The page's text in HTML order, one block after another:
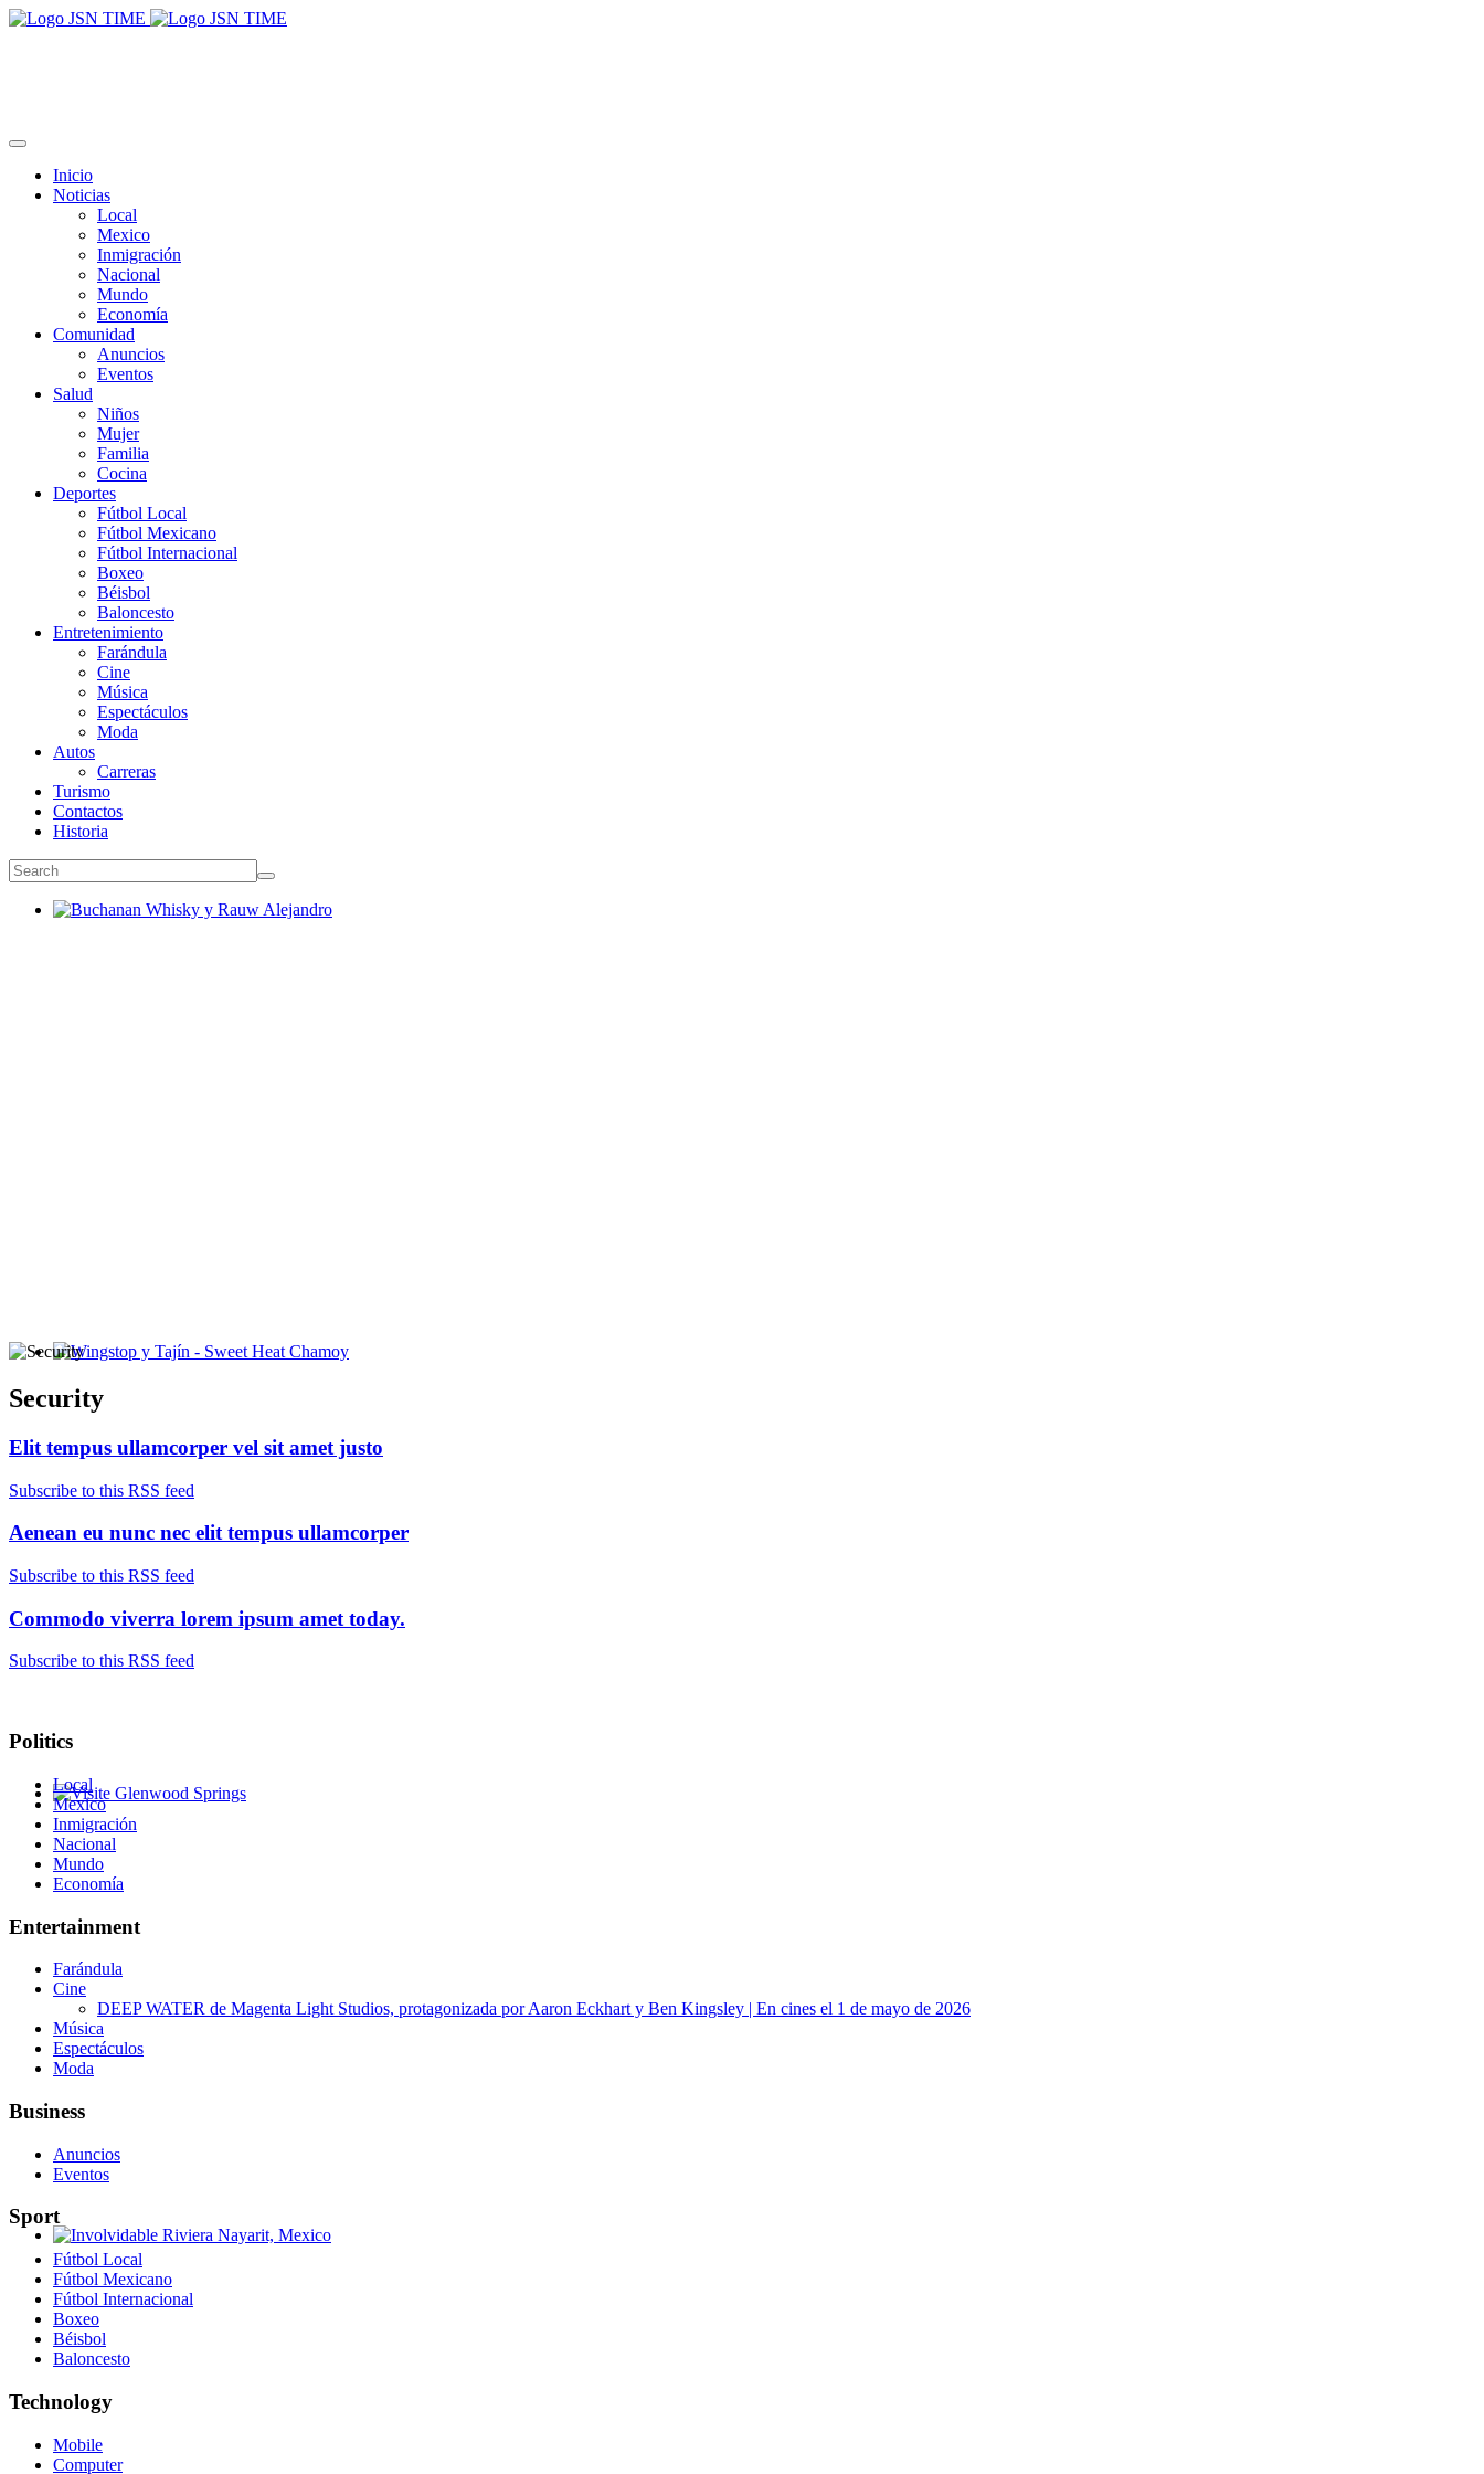
Inicio
Noticias
Local
Mexico
Inmigración
Nacional
Mundo
Economía
Comunidad
Anuncios
Eventos
Salud
Niños
Mujer
Familia
Cocina
Deportes
Fútbol Local
Fútbol Mexicano
Fútbol Internacional
Boxeo
Béisbol
Baloncesto
Entretenimiento
Farándula
Cine
Música
Espectáculos
Moda
Autos
Carreras
Turismo
Contactos
Historia
Glenwood Springs - Bello y Encantador
Involvidable Riviera Nayarit, Mexico
Security
Elit tempus ullamcorper vel sit amet justo
Subscribe to this RSS feed
Aenean eu nunc nec elit tempus ullamcorper
Subscribe to this RSS feed
Commodo viverra lorem ipsum amet today.
Subscribe to this RSS feed
Politics
Local
Mexico
Inmigración
Nacional
Mundo
Economía
Entertainment
Farándula
Cine
DEEP WATER de Magenta Light Studios, protagonizada por Aaron Eckhart y Ben Kingsley | En cines el 1 de mayo de 2026
Música
Espectáculos
Moda
Business
Anuncios
Eventos
Sport
Fútbol Local
Fútbol Mexicano
Fútbol Internacional
Boxeo
Béisbol
Baloncesto
Technology
Mobile
Computer